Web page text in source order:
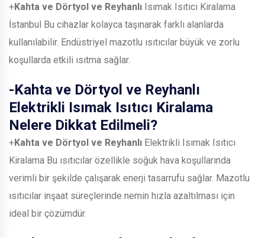
+Kahta ve Dörtyol ve Reyhanlı Isımak Isıtıcı Kiralama
İstanbul Bu cihazlar kolayca taşınarak farklı alanlarda
kullanılabilir. Endüstriyel mazotlu ısıtıcılar büyük ve zorlu
koşullarda etkili ısıtma sağlar.
-Kahta ve Dörtyol ve Reyhanlı
Elektrikli Isımak Isıtıcı Kiralama
Nelere Dikkat Edilmeli?
+Kahta ve Dörtyol ve Reyhanlı Elektrikli Isımak Isıtıcı
Kiralama Bu ısıtıcılar özellikle soğuk hava koşullarında
verimli bir şekilde çalışarak enerji tasarrufu sağlar. Mazotlu
ısıtıcılar inşaat süreçlerinde nemin hızla azaltılması için
ideal bir çözümdür.